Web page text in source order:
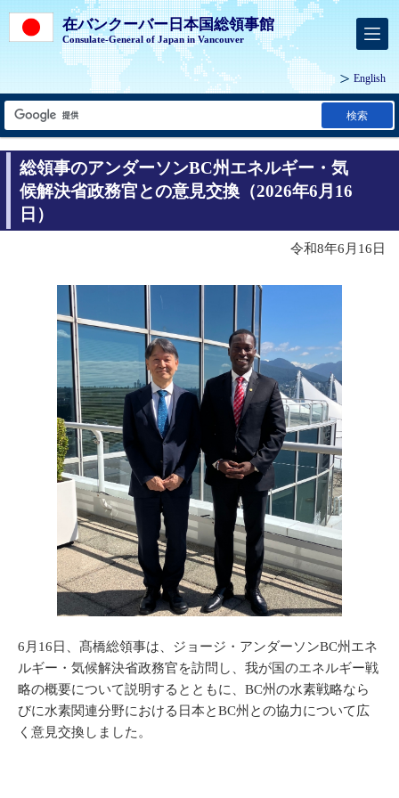
在バンクーバー日本国総領事館
Consulate-General of Japan in Vancouver
English
検索
総領事のアンダーソンBC州エネルギー・気
候解決省政務官との意見交換（2026年6月16
日）
令和8年6月16日
6月16日、髙橋総領事は、ジョージ・アンダーソンBC州エネ
ルギー・気候解決省政務官を訪問し、我が国のエネルギー戦
略の概要について説明するとともに、BC州の水素戦略なら
びに水素関連分野における日本とBC州との協力について広
く意見交換しました。